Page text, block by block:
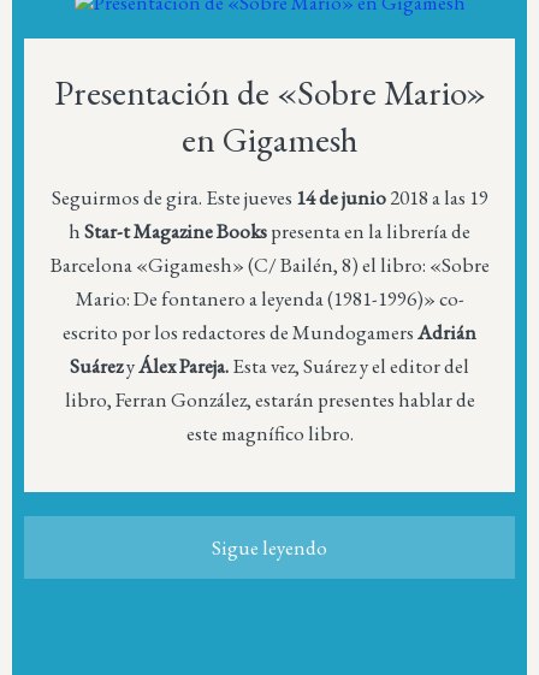
Presentación de «Sobre Mario»
en Gigamesh
Seguirmos de gira. Este jueves 14 de junio2018 a las 19
hStar-t Magazine Bookspresenta en la librería de
Barcelona «Gigamesh» (C/ Bailén, 8) el libro: «Sobre
Mario: De fontanero a leyenda (1981-1996)»co-
escrito por los redactores de MundogamersAdrián
SuárezyÁlex Pareja.Esta vez, Suárez y el editor del
libro, Ferran González, estarán presentes hablar de
este magnífico libro.
Sigue leyendo